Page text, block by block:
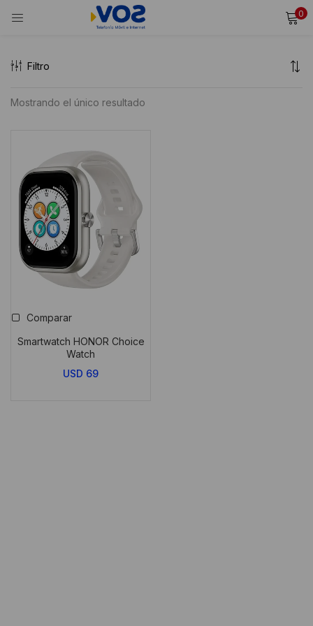
0
INICIAR SESIÓN
Ingresa tu usuario y contraseña para iniciar sesión.
Iniciar Sesión
¿Olvidaste tu contraseña?
Filtro
Mostrando el único resultado
Comparar
Smartwatch HONOR Choice
Watch
USD 69